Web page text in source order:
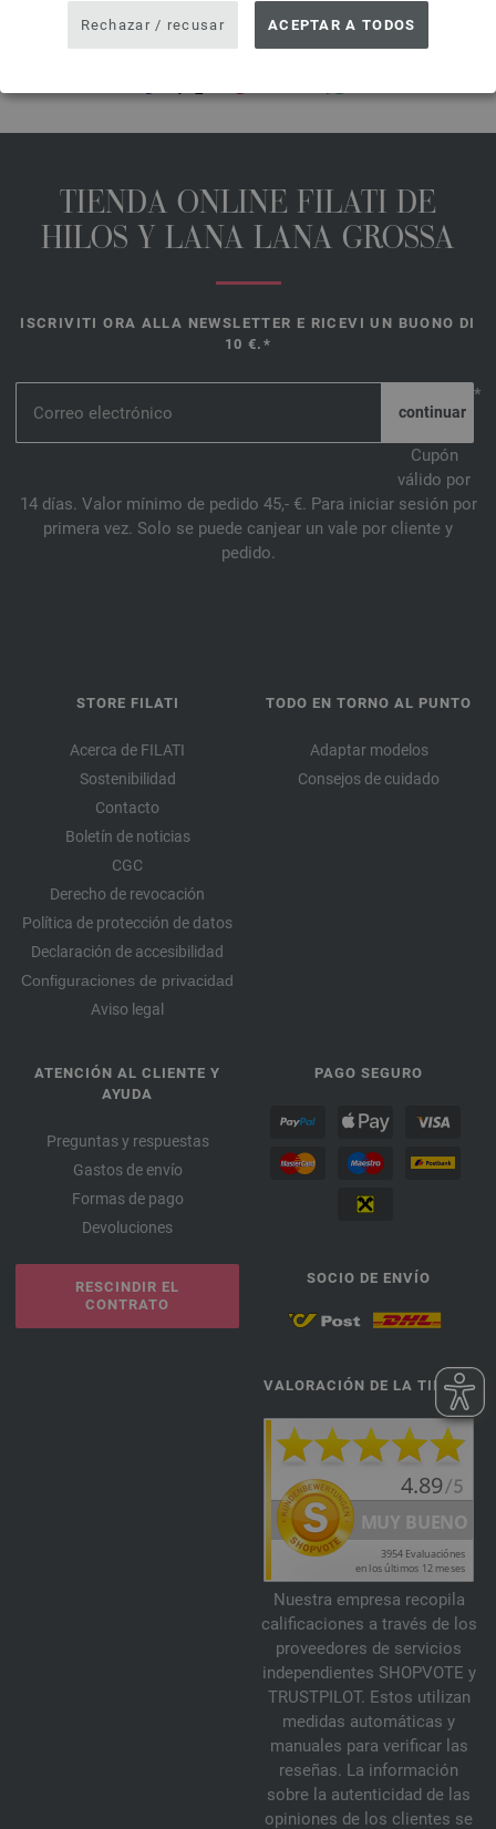
Rechazar / recusar ACEPTAR A TODOS
TIENDA ONLINE FILATI DE
HILOS Y LANA LANA GROSSA
ISCRIVITI ORA ALLA NEWSLETTER E RICEVI UN BUONO DI
10 €.*
*
Cupón
válido por
14 días. Valor mínimo de pedido 45,- €. Para iniciar sesión por
primera vez. Solo se puede canjear un vale por cliente y
pedido.
STORE FILATI
Acerca de FILATI
Sostenibilidad
Contacto
Boletín de noticias
CGC
Derecho de revocación
Política de protección de datos
Declaración de accesibilidad
Configuraciones de privacidad
Aviso legal
TODO EN TORNO AL PUNTO
Adaptar modelos
Consejos de cuidado
ATENCIÓN AL CLIENTE Y
AYUDA
Preguntas y respuestas
Gastos de envío
Formas de pago
Devoluciones
RESCINDIR EL
CONTRATO
PAGO SEGURO
SOCIO DE ENVÍO
VALORACIÓN DE LA TIENDA
Nuestra empresa recopila
calificaciones a través de los
proveedores de servicios
independientes SHOPVOTE y
TRUSTPILOT. Estos utilizan
medidas automáticas y
manuales para verificar las
reseñas. La información
sobre la autenticidad de las
opiniones de los clientes se